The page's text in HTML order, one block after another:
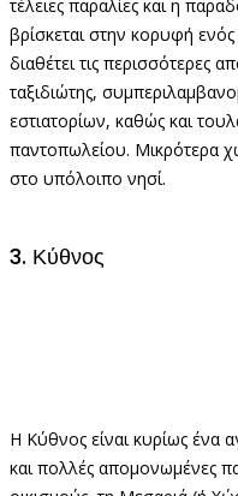
τέλειες παραλίες και η
βρίσκεται στην κορυφή
διαθέτει τις περισσότερες
ταξιδιώτης,
εστιατορίων, καθώς και
παντοπωλείου. Μικρότερα
στο υπόλοιπο νησί.
3. Κύθνος
Η Κύθνος είναι κυρίως ένα
και πολλές απομονωμένες